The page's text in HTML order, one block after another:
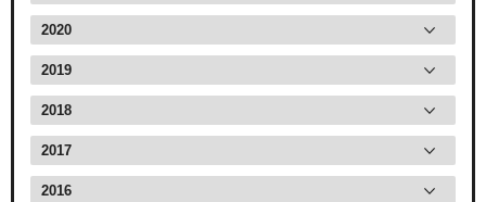
2020
2019
2018
2017
2016